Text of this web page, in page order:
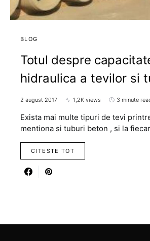
BLOG
Totul despre
hidraulica a tevilor si
2 august 2017 1,2K views 3 minute
Exista mai multe tipuri de tevi
mentiona si tuburi beton , si la
CITESTE TOT